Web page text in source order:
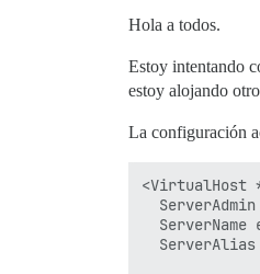
Hola a todos.
Estoy intentando
estoy alojando
La configuración
<VirtualHost
ServerName